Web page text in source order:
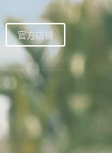
官方店铺